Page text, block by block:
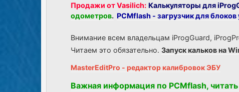
Продажи от Vasilich: Калькуляторы для
одометров. PCMflash - загрузчик для
Внимание всем владельцам iProgGuard,
Читаем это обязательно.Запуск кальков на
MasterEditPro - редактор калибровок ЭБУ
Важная информация по PCMflash, читать